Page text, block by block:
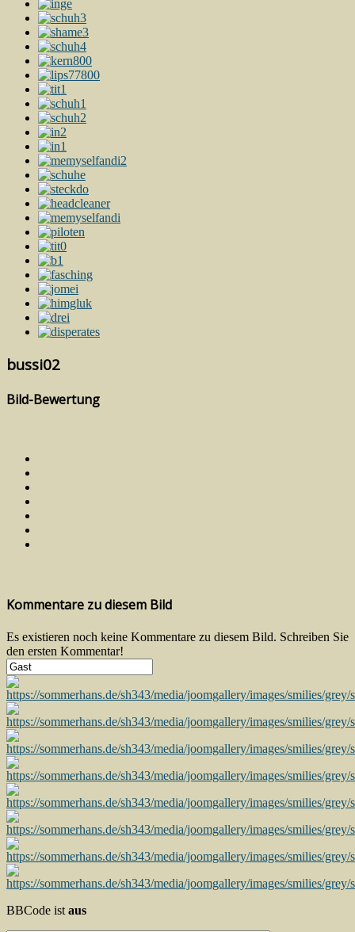
bussi02
Bild-Bewertung
Kommentare zu diesem Bild
Es existieren noch keine Kommentare zu diesem Bild. Schreiben Sie
den ersten Kommentar!
BBCode ist aus